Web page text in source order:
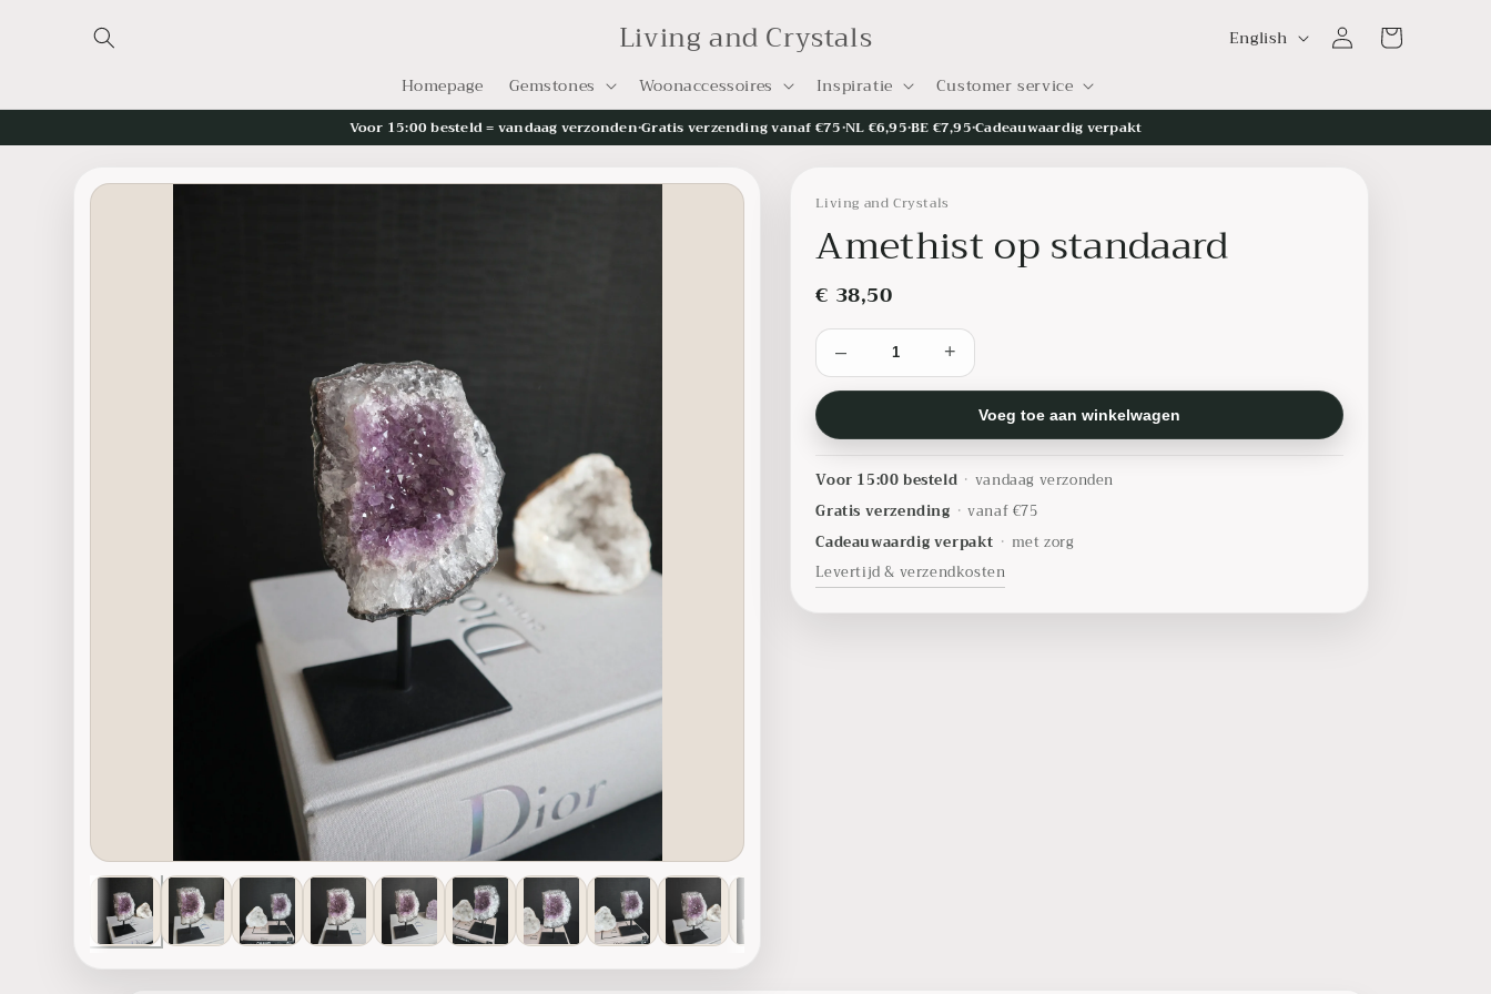
content Living and Crystals
Homepage Gemstones Woonaccessoires Inspiratie Customer service
L
n
g
g
e
English
Log
in
Cart
Voor 15:00 besteld = vandaag verzonden•Gratis verzending vanaf €75•NL €6,95•BE €7,95•Cadeauwaardig verpakt
Living and Crystals
Amethist op standaard
€ 38,50
– +
Voeg toe aan winkelwagen
Voor 15:00 besteld • vandaag verzonden
Gratis verzending • vanaf €75
Cadeauwaardig verpakt • met zorg
Levertijd & verzendkosten